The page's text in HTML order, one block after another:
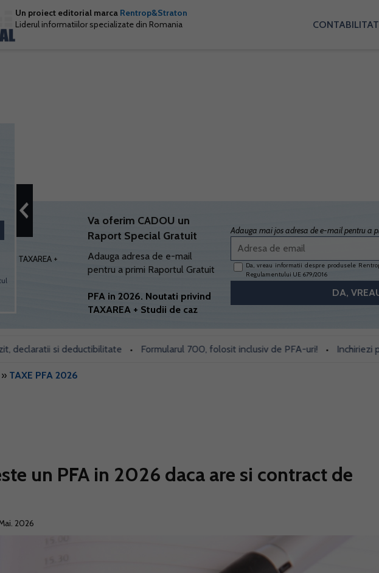
Un proiect editorial marca Rentrop&Straton
Liderul informatiilor specializate din Romania
Va oferim CADOU un
Raport Special Gratuit
Adauga adresa de e-mail
pentru a primi Raportul Gratuit
PFA in 2026. Noutati privind
TAXAREA + Studii de caz
Adauga mai jos adresa de e-mail pentru a
Da, vreau informatii despre produsele
Regulamentului UE 679/2016
si deductibilitate • Formularul 700, folosit inclusiv de PFA-uri! • Inchiriezi prin
» TAXE PFA 2026
un PFA in 2026 daca are si contract de
2026